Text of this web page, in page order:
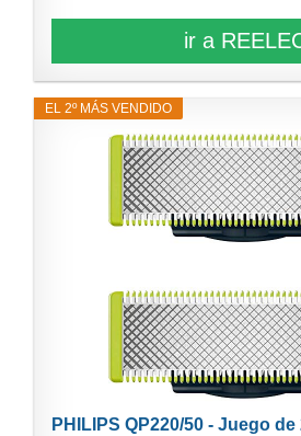
ir a
EL 2º MÁS VENDIDO
PHILIPS QP220/50 - Juego